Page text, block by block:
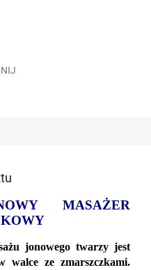
MASAŻER
jonowego twarzy jest
walce ze zmarszczkami.